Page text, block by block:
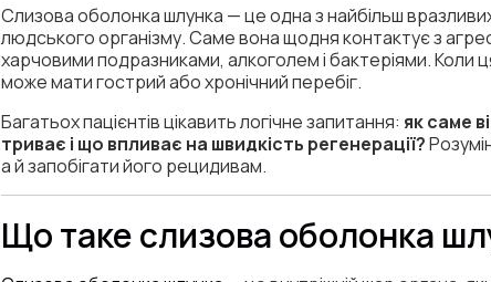
Слизова оболонка шлунка — це одна з найбільш
людського організму. Саме вона щодня контактує з
харчовими подразниками, алкоголем і бактеріями. Коли
може мати гострий або хронічний перебіг.
Багатьох пацієнтів цікавить логічне запитання: як саме
триває і що впливає на швидкість регенерації?
а й запобігати його рецидивам.
Що таке слизова оболонка